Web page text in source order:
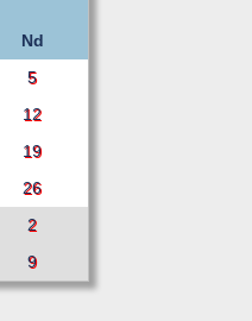
Nd
5
12
19
26
2
9